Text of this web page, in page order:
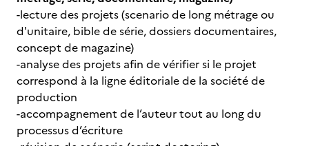
-lecture des projets (scenario de long métrage ou
d'unitaire, bible de série, dossiers documentaires,
concept de magazine)
-analyse des projets afin de vérifier si le projet
correspond à la ligne éditoriale de la société de
production
-accompagnement de l’auteur tout au long du
processus d’écriture